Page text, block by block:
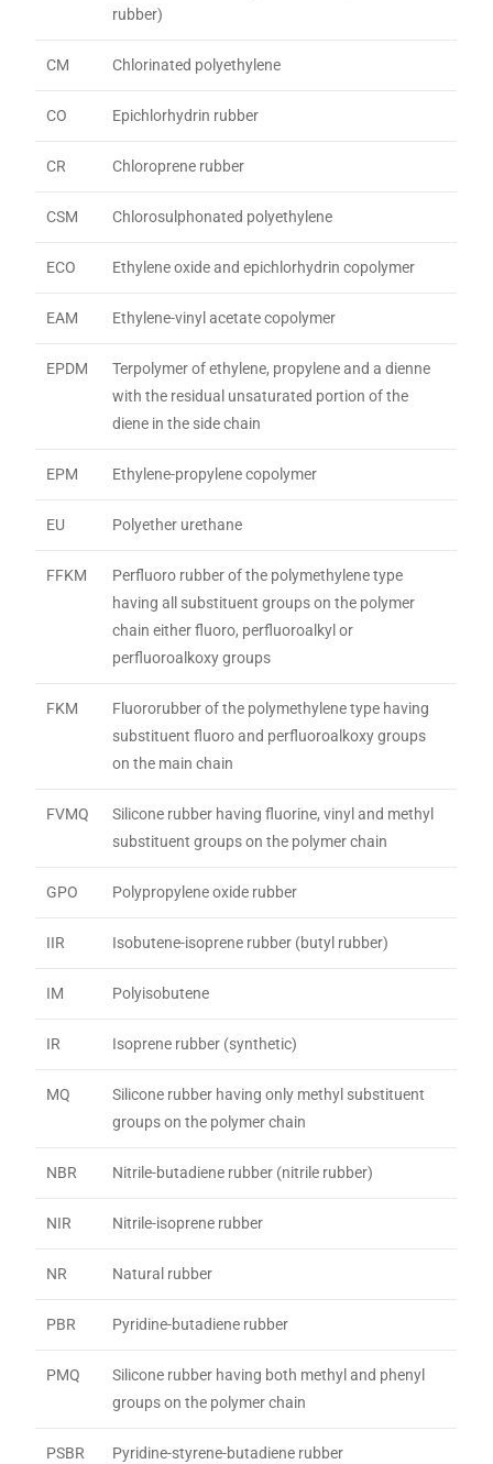
rubber)
CM Chlorinated polyethylene
CO Epichlorhydrin rubber
CR Chloroprene rubber
CSM Chlorosulphonated polyethylene
ECO Ethylene oxide and epichlorhydrin copolymer
EAM Ethylene-vinyl acetate copolymer
EPDM
Terpolymer of ethylene, propylene and a dienne
with the residual unsaturated portion of the
diene in the side chain
EPM Ethylene-propylene copolymer
EU Polyether urethane
FFKM
Perfluoro rubber of the polymethylene type
having all substituent groups on the polymer
chain either fluoro, perfluoroalkyl or
perfluoroalkoxy groups
FKM
Fluororubber of the polymethylene type having
substituent fluoro and perfluoroalkoxy groups
on the main chain
FVMQ
Silicone rubber having fluorine, vinyl and methyl
substituent groups on the polymer chain
GPO Polypropylene oxide rubber
IIR Isobutene-isoprene rubber (butyl rubber)
IM Polyisobutene
IR Isoprene rubber (synthetic)
MQ
Silicone rubber having only methyl substituent
groups on the polymer chain
NBR Nitrile-butadiene rubber (nitrile rubber)
NIR Nitrile-isoprene rubber
NR Natural rubber
PBR Pyridine-butadiene rubber
PMQ
Silicone rubber having both methyl and phenyl
groups on the polymer chain
PSBR Pyridine-styrene-butadiene rubber